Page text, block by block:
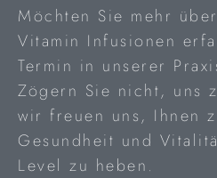
Möchten Sie mehr
Vitamin Infusionen
Termin in unserer
Zögern Sie nicht, uns
wir freuen uns, Ihnen
Gesundheit und
Level zu heben.